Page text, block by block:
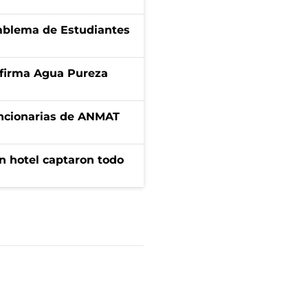
de Estudiantes
Agua Pureza
de ANMAT
hotel captaron todo